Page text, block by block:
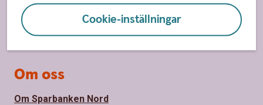
Cookie-inställningar
Bli kund
Priser, räntor och kurser
Om oss
Om Sparbanken Nord